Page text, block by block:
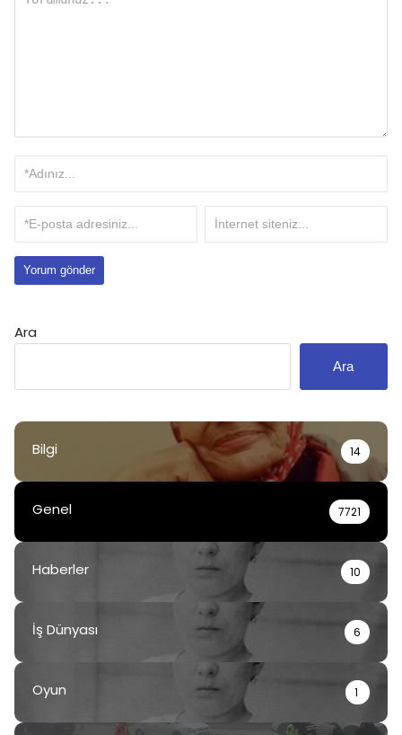
Ara
Ara
Bilgi 14
Genel 7721
Haberler 10
İş Dünyası 6
Oyun 1